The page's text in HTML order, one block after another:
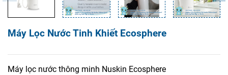
Máy Lọc Nước Tinh Khiết Ecosphere
Máy lọc nước thông minh Nuskin Ecosphere